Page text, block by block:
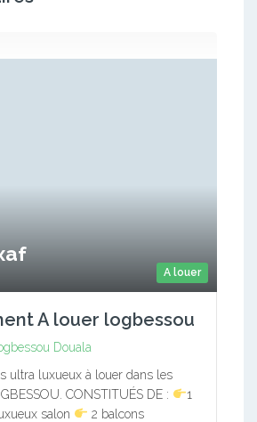
A louer
A louer logbessou
Douala
ultra luxueux à louer dans les
CONSTITUÉS DE :
1
salon
2 balcons